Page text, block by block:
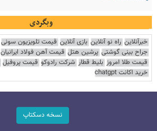
وبگردی
خبرآنلاین راه نو آنلاین بازی آنلاین قیمت تلویزیون سونی
جراح بینی گوشتی پرشین هتل قیمت آهن فولاد ایرانیان
قیمت طلا امروز بلیط قطار شرکت رادوکو قیمت پروفیل
خرید اکانت chatgpt
نسخه دسکتاپ